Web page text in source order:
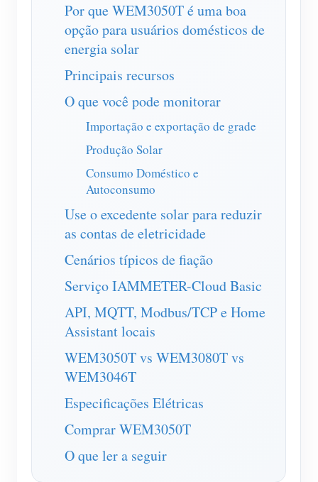
Aplicações
Monitor de energia do sistema solar fotovoltaico
Monitor de consumo de eletricidade
Sistema de controle de aquecedor FV
Monitoramento de energia da fábrica
Início rápido do produto
Documento
Vídeo tutorial
Notícias
Blog
Comunidade
Programa de contribuidores
Centro de contribuidores
Fórum
App Loja
Explorar site
Ranking FV
Soluções
Contato
Sobre nós
Por que WEM3050T é uma boa
opção para usuários domésticos de
energia solar
Principais recursos
O que você pode monitorar
Importação e exportação de grade
Produção Solar
Consumo Doméstico e
Autoconsumo
Use o excedente solar para reduzir
as contas de eletricidade
Cenários típicos de fiação
Serviço IAMMETER-Cloud Basic
API, MQTT, Modbus/TCP e Home
Assistant locais
WEM3050T vs WEM3080T vs
WEM3046T
Especificações Elétricas
Comprar WEM3050T
O que ler a seguir